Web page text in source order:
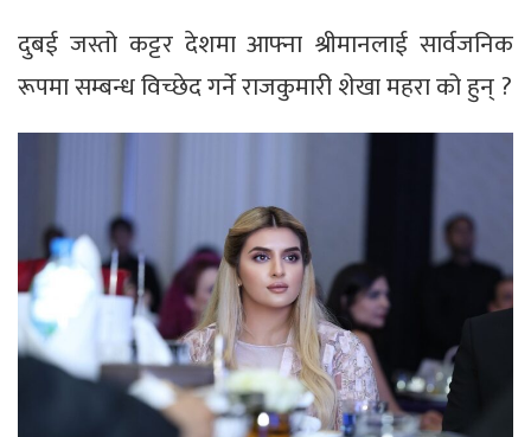
दुबई जस्तो कट्टर देशमा आफ्ना श्रीमानलाई सार्वजनिक
रूपमा सम्बन्ध विच्छेद गर्ने राजकुमारी शेखा महरा को हुन् ?